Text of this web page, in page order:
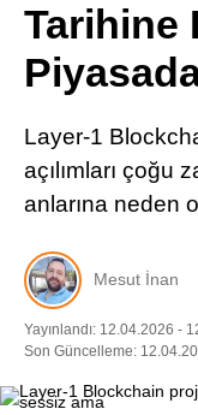
Tarihine
Layer-1
açılımları çoğu
anlarına neden
Mesut İnan
Yayınlandı: 12.04.2026 -
Son Güncelleme: